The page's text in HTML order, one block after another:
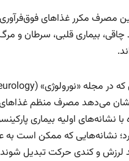
مصرف مکرر غذاهای
چاقی، بیماری قلبی، سرطان و
می‌دهد مصرف منظم
نشانه‌های اولیه بیماری
نشانه‌هایی که ممکن است به
لرزش و کندی حرکت تبدیل